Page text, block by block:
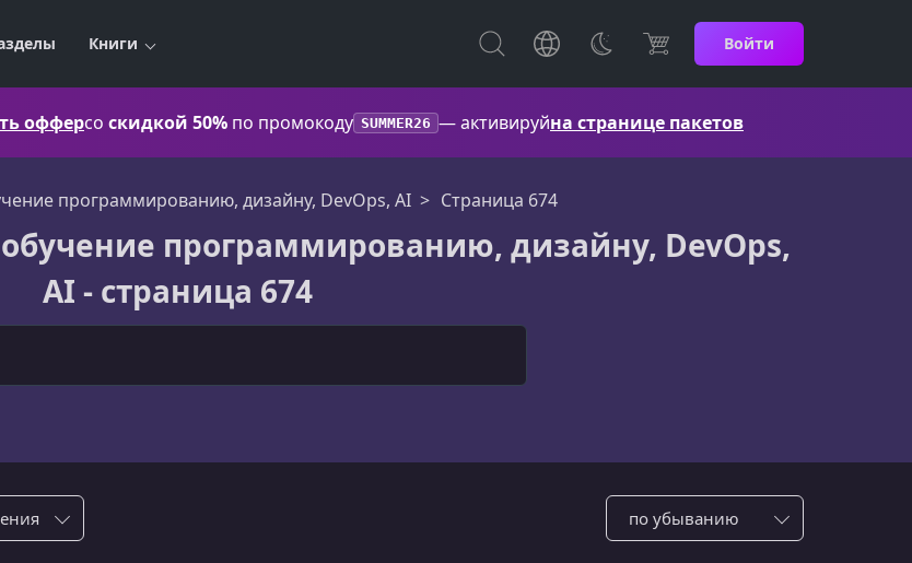
Книги Войти
офферсо скидкой 50% по промокоду SUMMER26 — активируйна странице пакетов
программированию, дизайну, DevOps, AI Страница 674
программированию, дизайну, DevOps,
AI - страница 674
Сотировать по: